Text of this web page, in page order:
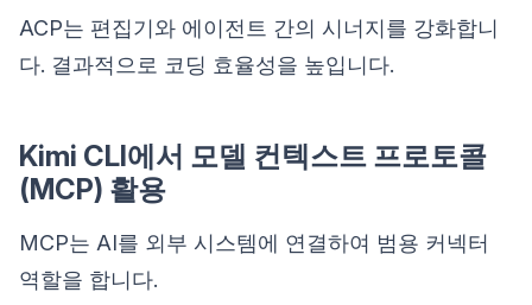
ACP는 편집기와 에이전트 간의 시너지를 강화합니
다. 결과적으로 코딩 효율성을 높입니다.
Kimi CLI에서 모델 컨텍스트 프로토콜
(MCP) 활용
MCP는 AI를 외부 시스템에 연결하여 범용 커넥터
역할을 합니다.